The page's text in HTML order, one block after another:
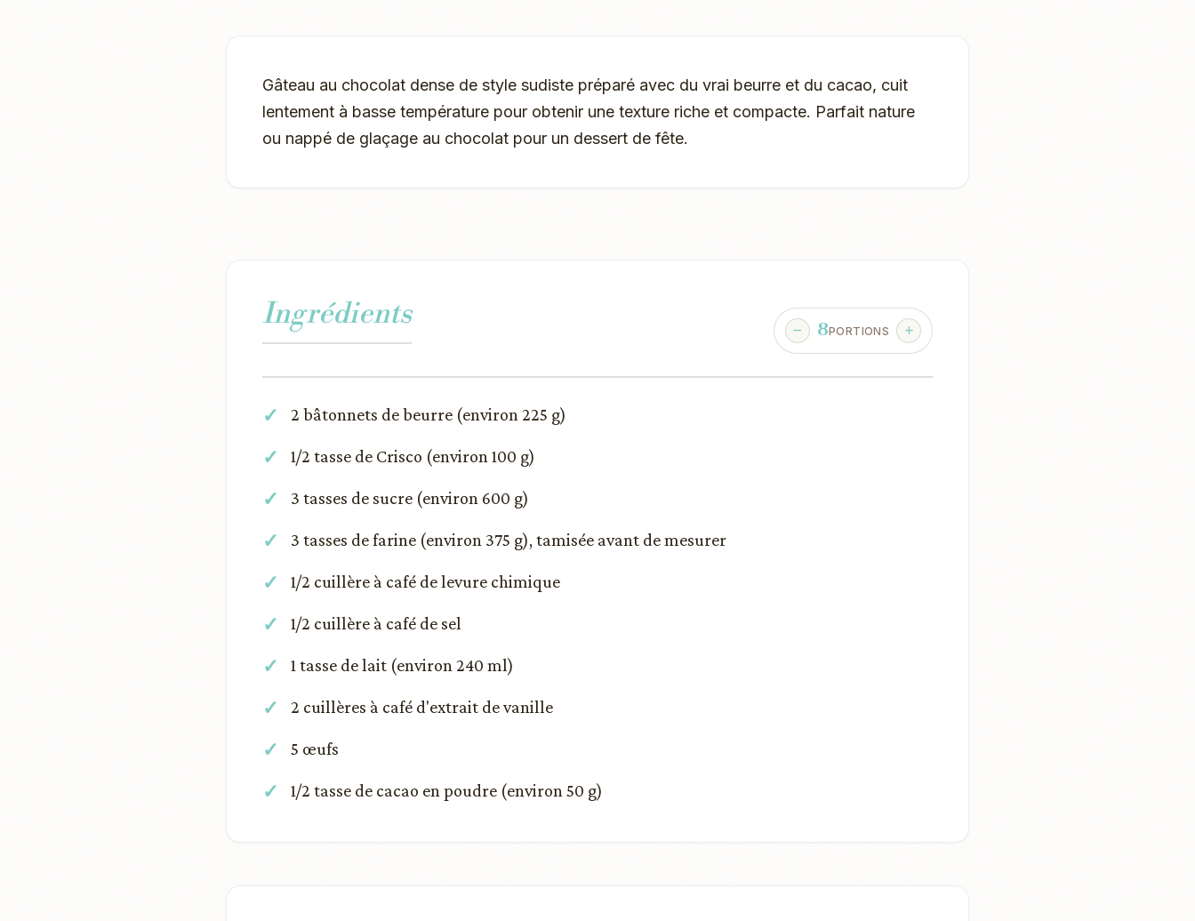
Gâteau au chocolat dense de style sudiste préparé avec du vrai beurre et du cacao, cuit
lentement à basse température pour obtenir une texture riche et compacte. Parfait nature
ou nappé de glaçage au chocolat pour un dessert de fête.
Ingrédients 8PORTIONS
2 bâtonnets de beurre (environ 225 g)
1/2 tasse de Crisco (environ 100 g)
3 tasses de sucre (environ 600 g)
3 tasses de farine (environ 375 g), tamisée avant de mesurer
1/2 cuillère à café de levure chimique
1/2 cuillère à café de sel
1 tasse de lait (environ 240 ml)
2 cuillères à café d'extrait de vanille
5 œufs
1/2 tasse de cacao en poudre (environ 50 g)